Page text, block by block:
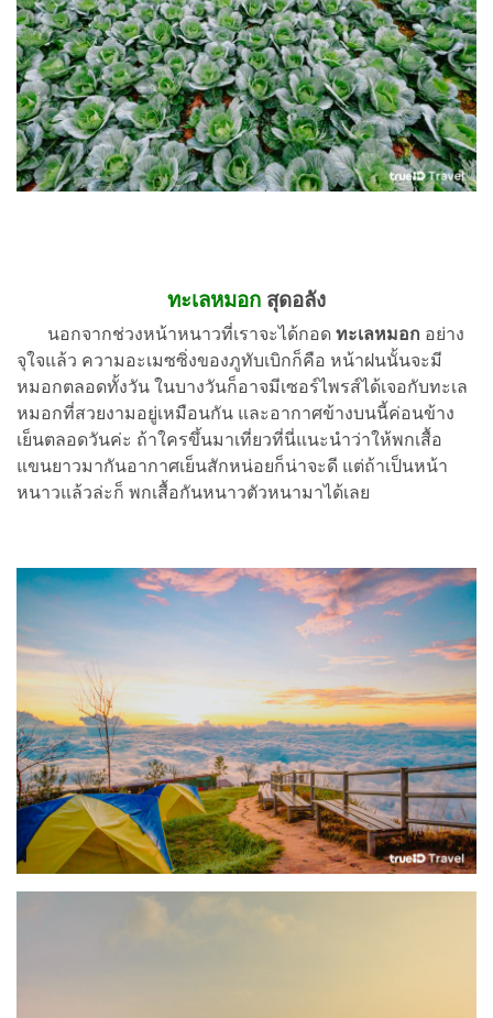
ทะเลหมอก สุดอลัง
นอกจากช่วงหน้าหนาวที่เราจะได้กอด ทะเลหมอก อย่าง
จุใจแล้ว ความอะเมซซิ่งของภูทับเบิกก็คือ หน้าฝนนั้นจะมี
หมอกตลอดทั้งวัน ในบางวันก็อาจมีเซอร์ไพรส์ได้เจอกับทะเล
หมอกที่สวยงามอยู่เหมือนกัน และอากาศข้างบนนี้ค่อนข้าง
เย็นตลอดวันค่ะ ถ้าใครขึ้นมาเที่ยวที่นี่แนะนำว่าให้พกเสื้อ
แขนยาวมากันอากาศเย็นสักหน่อยก็น่าจะดี แต่ถ้าเป็นหน้า
หนาวแล้วล่ะก็ พกเสื้อกันหนาวตัวหนามาได้เลย